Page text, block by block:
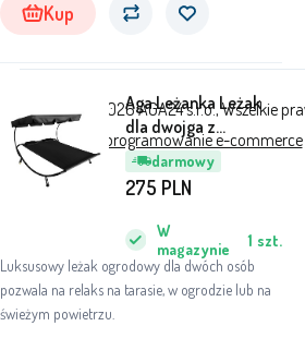
Kup
darmowy
Aga Leżanka Leżak
dla dwojga z
baldachimem stal
czarny
Luksusowy leżak ogrodowy dla dwóch osób
pozwala na relaks na tarasie, w ogrodzie lub na
świeżym powietrzu.
W
magazynie
1 szt.
275 PLN
© 2026 AGA24 s.r.o., Wszelkie
Oprogramowanie e-commerce